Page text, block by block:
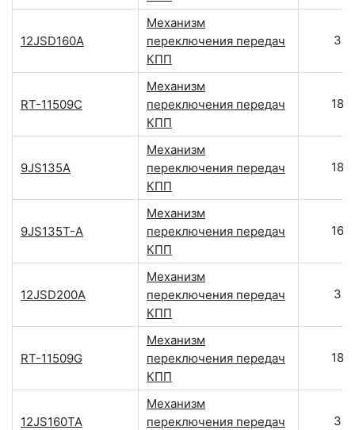
12JSD160A
Механизм
переключения передач
КПП
3
RT-11509C
Механизм
переключения передач
КПП
18
9JS135A
Механизм
переключения передач
КПП
18
9JS135T-A
Механизм
переключения передач
КПП
16
12JSD200A
Механизм
переключения передач
КПП
3
RT-11509G
Механизм
переключения передач
КПП
18
12JS160TA
Механизм
переключения передач
3